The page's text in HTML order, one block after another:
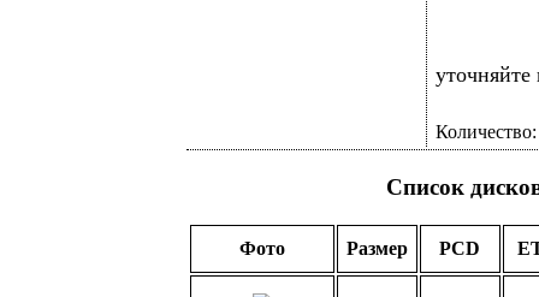
Список
Фото Размер PCD